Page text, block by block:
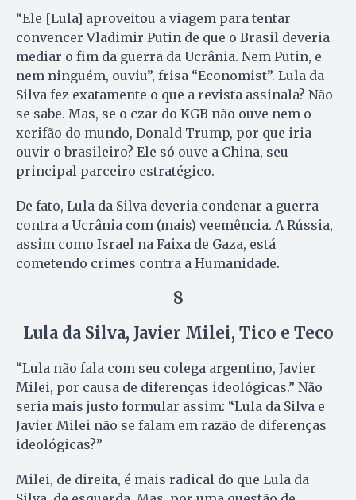
“Ele [Lula] aproveitou a viagem para tentar
convencer Vladimir Putin de que o Brasil deveria
mediar o fim da guerra da Ucrânia. Nem Putin, e
nem ninguém, ouviu”, frisa “Economist”. Lula da
Silva fez exatamente o que a revista assinala? Não
se sabe. Mas, se o czar do KGB não ouve nem o
xerifão do mundo, Donald Trump, por que iria
ouvir o brasileiro? Ele só ouve a China, seu
principal parceiro estratégico.
De fato, Lula da Silva deveria condenar a guerra
contra a Ucrânia com (mais) veemência. A Rússia,
assim como Israel na Faixa de Gaza, está
cometendo crimes contra a Humanidade.
8
Lula da Silva, Javier Milei, Tico e Teco
“Lula não fala com seu colega argentino, Javier
Milei, por causa de diferenças ideológicas.” Não
seria mais justo formular assim: “Lula da Silva e
Javier Milei não se falam em razão de diferenças
ideológicas?”
Milei, de direita, é mais radical do que Lula da